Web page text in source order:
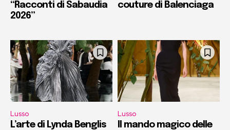
“Racconti di Sabaudia
2026”
couture di Balenciaga
Lusso
L’arte di Lynda Benglis
Lusso
Il mando magico delle